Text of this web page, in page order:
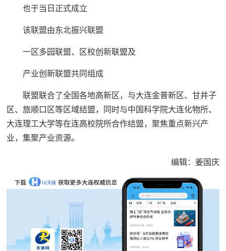
也于当日正式成立
该联盟由东北振兴联盟
一区多园联盟、区校创新联盟及
产业创新联盟共同组成
联盟联合了全国各地高新区，与大连金普新区、甘井子
区、旅顺口区等区域结盟，同时与中国科学院大连化物所、
大连理工大学等在连高校院所合作结盟，聚焦重点新兴产
业，集聚产业资源。
编辑：姜国庆